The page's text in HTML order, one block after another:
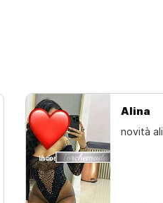
Alina
novità